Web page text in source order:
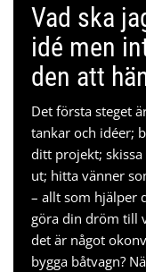
Vad ska
idé men
den att
Det första steget
tankar och idéer;
ditt projekt;
ut; hitta vänner
– allt som hjälper
göra din dröm till
det är något
bygga båtvagn?